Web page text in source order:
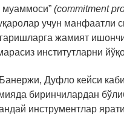
(commitment
учун манфаатли
жамият
институтларни
Дуфло кейси
биринчилардан
инструментлар